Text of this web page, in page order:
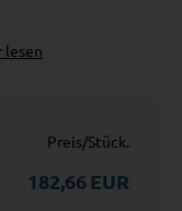
lesen
Preis/Stück.
182,66EUR